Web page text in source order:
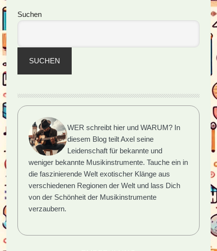
Seitenspalte
Suchen
SUCHEN
WER schreibt hier und WARUM? In
diesem Blog teilt Axel seine
Leidenschaft für bekannte und
weniger bekannte Musikinstrumente. Tauche ein in
die faszinierende Welt exotischer Klänge aus
verschiedenen Regionen der Welt und lass Dich
von der Schönheit der Musikinstrumente
verzaubern.